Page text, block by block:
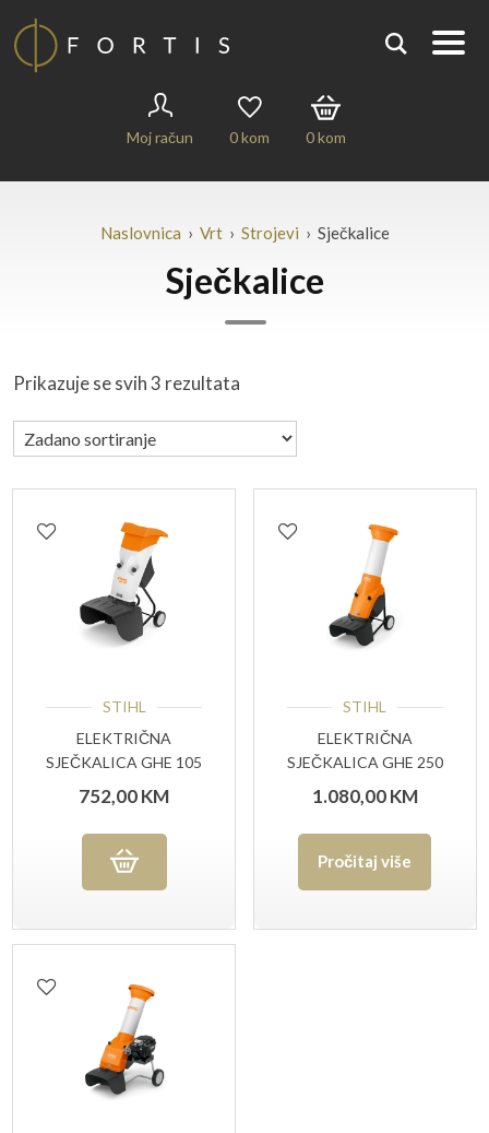
Moj račun 0kom 0kom
Naslovnica › Vrt› Strojevi › Sječkalice
Sječkalice
Prikazuje se svih 3 rezultata
STIHL
ELEKTRIČNA
SJEČKALICA GHE 105
752,00KM
STIHL
ELEKTRIČNA
SJEČKALICA GHE 250
1.080,00KM
Pročitaj više